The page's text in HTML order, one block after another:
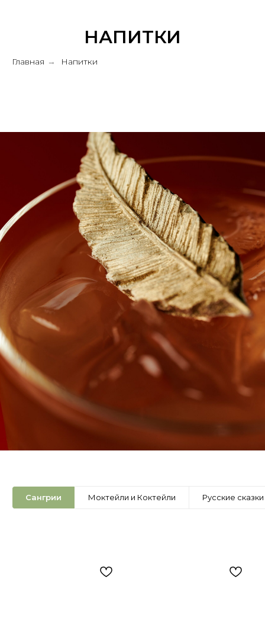
НАПИТКИ
Главная → Напитки
Сангрии Моктейли и Коктейли Русские сказки